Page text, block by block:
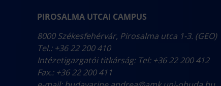
PIROSALMA UTCAI CAMPUS
8000 Székesfehérvár, Pirosalma utca 1-3. (GEO)
Tel.: +36 22 200 410
Intézetigazgatói titkárság: Tel: +36 22 200 412
Fax.: +36 22 200 411